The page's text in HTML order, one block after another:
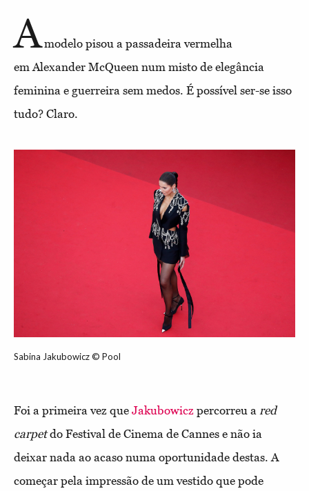
Amodelo pisou a passadeira vermelha
em Alexander McQueen num misto de elegância
feminina e guerreira sem medos. É possível ser-se isso
tudo? Claro.
Sabina Jakubowicz © Pool
Foi a primeira vez que Jakubowicz percorreu a red
carpetdo Festival de Cinema de Cannes e não ia
deixar nada ao acaso numa oportunidade destas. A
começar pela impressão de um vestido que pode